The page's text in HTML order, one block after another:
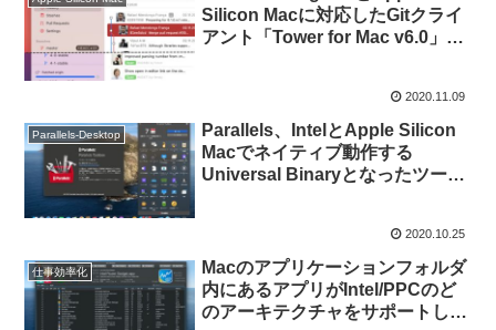
Silicon Macに対応したGitクライ
アント「Tower for Mac v6.0」が
2020.11.09
Parallels-Desktop
Parallels、IntelとApple Silicon
Macでネイティブ動作する
Universal Binaryとなったツール
2020.10.25
仕事効率化
Macのアプリケーションフォルダ
内にあるアプリがIntel/PPCのど
のアーキテクチャをサポートして